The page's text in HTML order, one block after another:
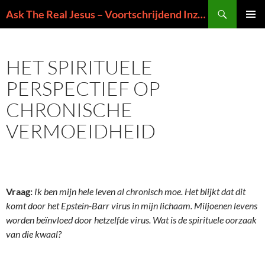
naar
Ask The Real Jesus – Voortschrijdend Inzicht in de Zin van het Leven
HET SPIRITUELE
PERSPECTIEF OP
CHRONISCHE
VERMOEIDHEID
Vraag: Ik ben mijn hele leven al chronisch moe. Het blijkt dat dit
komt door het Epstein-Barr virus in mijn lichaam. Miljoenen levens
worden beïnvloed door hetzelfde virus. Wat is de spirituele oorzaak
van die kwaal?